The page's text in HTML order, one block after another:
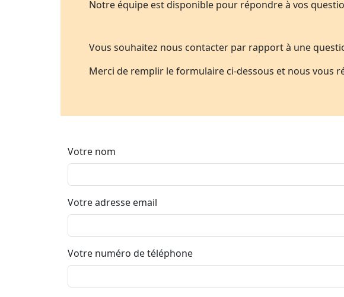
Notre équipe est disponible pour répondre à vos
Vous souhaitez nous contacter par rapport à une
Merci de remplir le formulaire ci-dessous et nous vous
Votre nom
Votre adresse email
Votre numéro de téléphone